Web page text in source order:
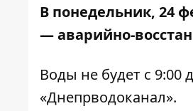
В понедельник, 24
— аварийно-
Воды не будет с 9:00
«Днепрводоканал».